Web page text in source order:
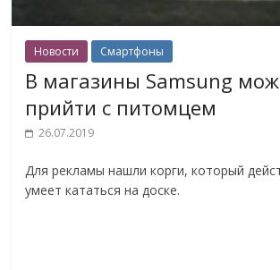
Новости Смартфоны
В магазины Samsung
прийти с питомцем
26.07.2019
Для рекламы нашли корги, который
умеет кататься на доске.